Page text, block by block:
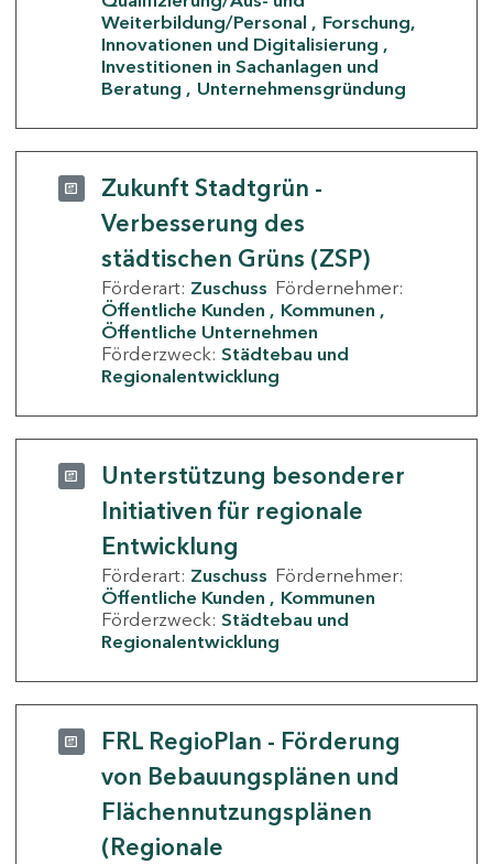
Weiterbildung/Personal
Forschung,
Innovationen und Digitalisierung
Investitionen in Sachanlagen und
Beratung
Unternehmensgründung
Zukunft Stadtgrün -
Verbesserung des
städtischen Grüns (ZSP)
Förderart: Zuschuss Fördernehmer:
Öffentliche Kunden
Kommunen
Öffentliche Unternehmen
Förderzweck: Städtebau und
Regionalentwicklung
Unterstützung besonderer
Initiativen für regionale
Entwicklung
Förderart: Zuschuss Fördernehmer:
Öffentliche Kunden
Kommunen
Förderzweck: Städtebau und
Regionalentwicklung
FRL RegioPlan - Förderung
von Bebauungsplänen und
Flächennutzungsplänen
(Regionale